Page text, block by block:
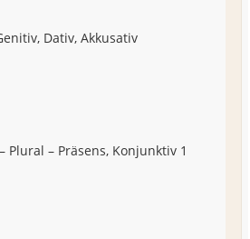
Dativ, Akkusativ
– Plural – Präsens, Konjunktiv 1